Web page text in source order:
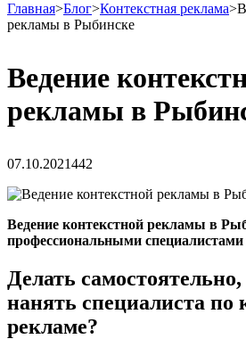
Главная>Блог>Контекстная реклама>
рекламы в Рыбинске
Ведение
рекламы в
07.10.2021442
Ведение контекстной рекламы в
профессиональными
Делать
нанять специалиста по
рекламе?